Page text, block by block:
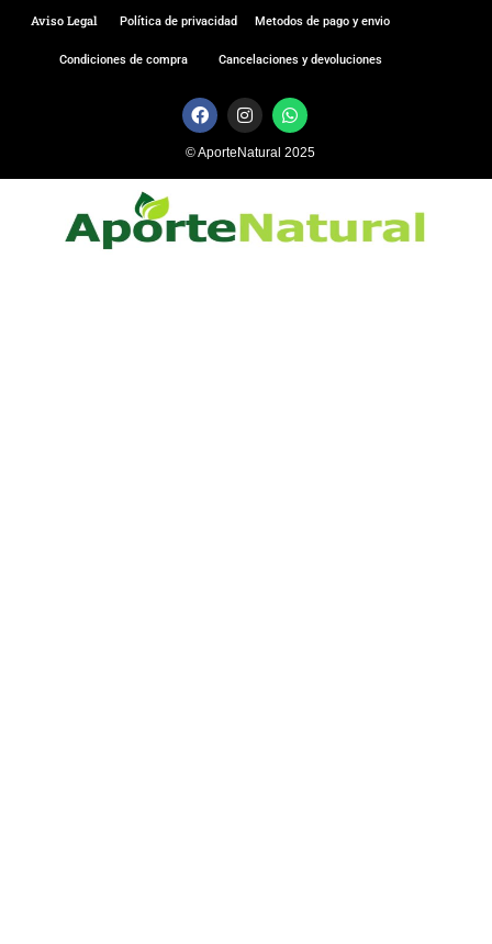
Aviso Legal Política de privacidad
Condiciones de compra
Metodos de pago y envio
Cancelaciones y devoluciones
F
a
e
b
o
k
I
n
t
a
r
a
m
W
h
t
s
p
© AporteNatural 2025